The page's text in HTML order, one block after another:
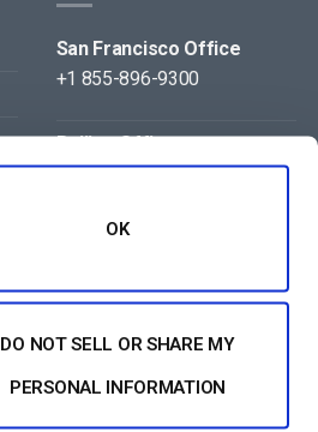
OK
DO NOT SELL OR SHARE MY
PERSONAL INFORMATION
San Francisco Office
+1 855-896-9300
Beijing Office
+86 105-123-5043